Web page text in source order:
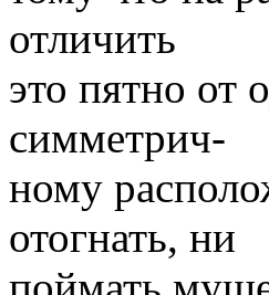
отличить
это пятно от
симметрич-
ному
отогнать, ни